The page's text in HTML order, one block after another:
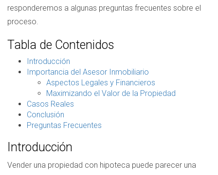
responderemos a algunas preguntas frecuentes sobre el
proceso.
Tabla de Contenidos
Introducción
Importancia del Asesor Inmobiliario
Aspectos Legales y Financieros
Maximizando el Valor de la Propiedad
Casos Reales
Conclusión
Preguntas Frecuentes
Introducción
Vender una propiedad con hipoteca puede parecer una